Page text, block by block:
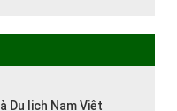
Du lịch Nam Việt